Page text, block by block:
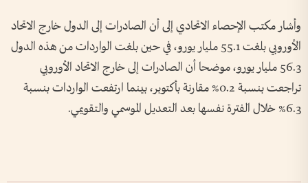
وأشار مكتب الإحصاء الاتحادي إلى أن الصادرات إلى الدول خارج الاتحاد
الأوروبي بلغت 55.1 مليار يورو، في حين بلغت الواردات من هذه الدول
56.3 مليار يورو، موضحا أن الصادرات إلى خارج الاتحاد الأوروبي
تراجعت بنسبة 0.2% مقارنة بأكتوبر، بينما ارتفعت الواردات بنسبة
6.3% خلال الفترة نفسها بعد التعديل الموسمي والتقويمي.